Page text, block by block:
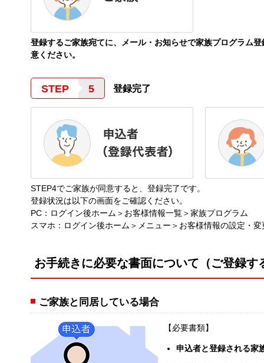
登録するご家族宛てに、メール・お知らせで家族プログラム
意ください。
STEP 登録完了
STEP4でご家族が同意すると、登録完了です。
登録状況は以下の画面をご確認ください。
PC：ログイン後ホーム＞お客様情報一覧＞家族プログラム
スマホ：ログイン後ホーム＞メニュー＞お客様情報の設定・
お手続きに必要な書面について（ご登録
ご家族と同居している場合
【必要書類】
申込者と登録される家